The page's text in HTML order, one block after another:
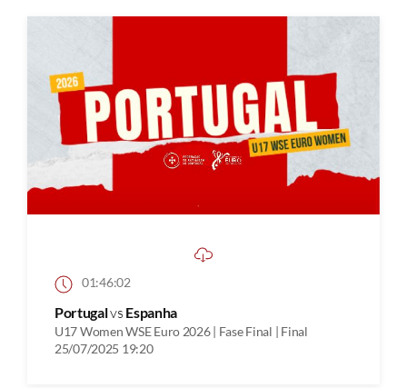
01:46:02
Portugalvs Espanha
U17 Women WSE Euro 2026 | Fase Final | Final
25/07/2025 19:20